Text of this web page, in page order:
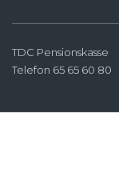
TDC Pensionskasse
Telefon 65 65 60 80